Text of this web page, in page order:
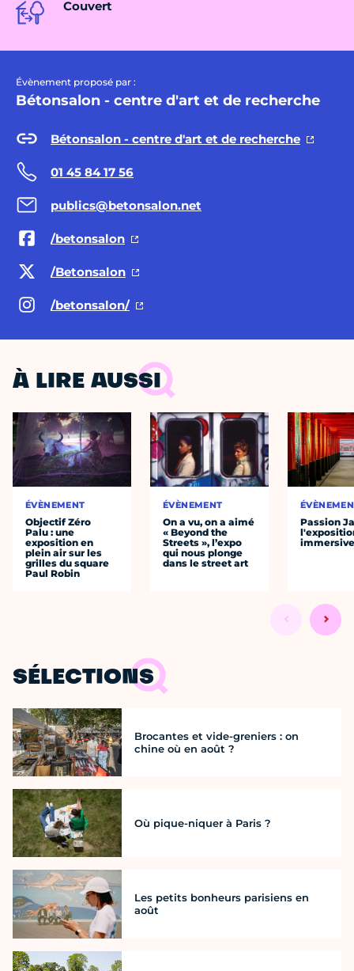
Couvert
Évènement proposé par :
Bétonsalon - centre d'art et de recherche
Bétonsalon - centre d'art et de recherche
01 45 84 17 56
publics@betonsalon.net
/betonsalon
/Betonsalon
/betonsalon/
À LIRE AUSSI
ÉVÈNEMENT
Objectif Zéro
Palu : une
exposition en
plein air sur les
grilles du square
Paul Robin
ÉVÈNEMENT
On a vu, on a aimé
« Beyond the
Streets », l’expo
qui nous plonge
dans le street art
Passion
SÉLECTIONS
Brocantes et vide-greniers : on
chine où en août ?
Où pique-niquer à Paris ?
Les petits bonheurs parisiens en
août